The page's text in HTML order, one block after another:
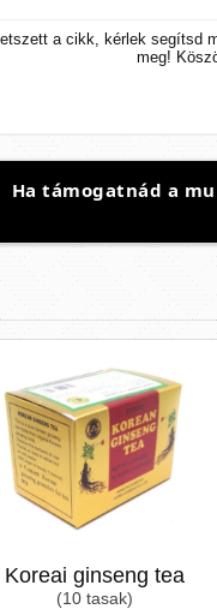
a cikk, kérlek segítsd
meg!
Ha támogatnád a
tea